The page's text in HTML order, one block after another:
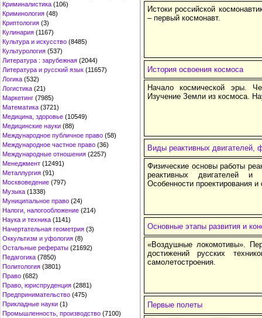
Криминалистика (106)
Криминология (48)
Криптология (3)
Кулинария (1167)
Культура и искусство (8485)
Культурология (537)
Литература : зарубежная (2044)
Литература и русский язык (11657)
Логика (532)
Логистика (21)
Маркетинг (7985)
Математика (3721)
Медицина, здоровье (10549)
Медицинские науки (88)
Международное публичное право (58)
Международное частное право (36)
Международные отношения (2257)
Менеджмент (12491)
Металлургия (91)
Москвоведение (797)
Музыка (1338)
Муниципальное право (24)
Налоги, налогообложение (214)
Наука и техника (1141)
Начертательная геометрия (3)
Оккультизм и уфология (8)
Остальные рефераты (21692)
Педагогика (7850)
Политология (3801)
Право (682)
Право, юриспруденция (2881)
Предпринимательство (475)
Прикладные науки (1)
Промышленность, производство (7100)
Истоки российской
– первый космонавт.
История освоения космоса
Начало космической эры.
Изучение Земли из космоса.
Виды реактивных двигателей,
Физические основы работы
реактивных двигателей и
Особенности проектирования и
Основные этапы развития и
«Воздушные локомотивы».
достижений русских
самолетостроения.
Первые полеты